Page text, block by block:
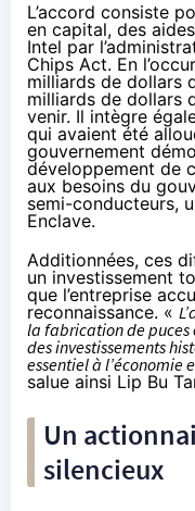
L’accord consiste
en capital, des
Intel par
Chips Act. En
milliards de dollars
milliards de dollars
venir. Il intègre
qui avaient été
gouvernement
développement de
aux besoins du
semi-conducteurs,
Enclave.
Additionnées, ces
un investissement
que l’entreprise
reconnaissance. «
la fabrication de puces
des investissements
essentiel à l’économie
salue ainsi Lip Bu
Un
silencieux